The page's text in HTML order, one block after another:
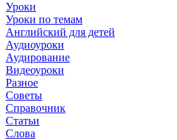
Уроки
Уроки по темам
Английский для детей
Аудиоуроки
Аудирование
Видеоуроки
Разное
Советы
Справочник
Статьи
Слова